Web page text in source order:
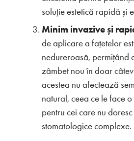
soluție estetică rapidă și
Minim invazive și
de aplicare a fațetelor
nedureroasă, permițând
zâmbet nou în doar
acestea nu afectează
natural, ceea ce le face
pentru cei care nu
stomatologice complexe.